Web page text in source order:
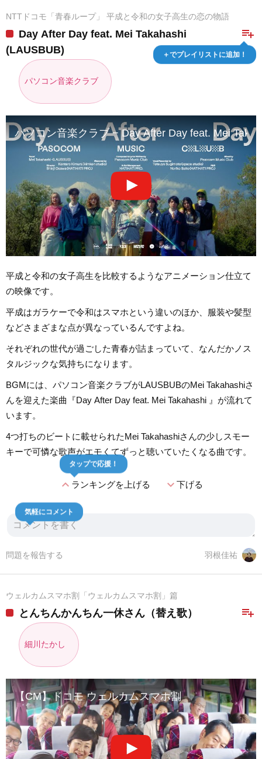
NTTドコモ「青春ループ」 平成と令和の女子高生の恋の物語
playlist_add
＋でプレイリストに追加！
Day After Day feat. Mei Takahashi
(LAUSBUB)
パソコン音楽クラブ
パソコン音楽クラブ − Day After Day feat. Mei
平成と令和の女子高生を比較するようなアニメーション仕立て
の映像です。
平成はガラケーで令和はスマホという違いのほか、服装や髪型
などさまざまな点が異なっているんですよね。
それぞれの世代が過ごした青春が詰まっていて、なんだかノス
タルジックな気持ちになります。
BGMには、パソコン音楽クラブがLAUSBUBのMei Takahashiさ
んを迎えた楽曲『Day After Day feat. Mei Takahashi 』が流れて
います。
4つ打ちのビートに載せられたMei Takahashiさんの少しスモー
キーで可憐な歌声がエモくてずっと聴いていたくなる曲です。
expand_lessランキングを上げる
タップで応援！
expand_more下げる
気軽にコメント
羽根佳祐
問題を報告する
ウェルカムスマホ割「ウェルカムスマホ割」篇
playlist_add
とんちんかんちん一休さん（替え歌）
細川たかし
【CM】ドコモ ウェルカムスマホ割